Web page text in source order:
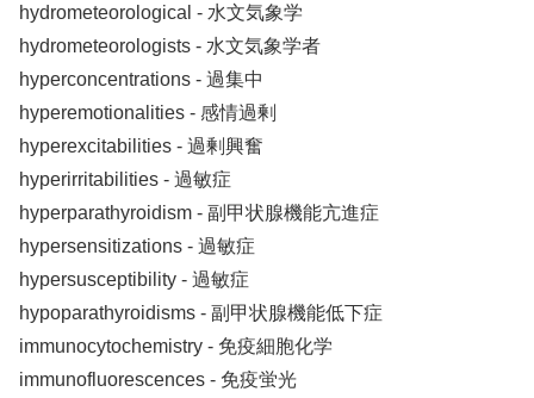
hydrometeorological ‐ 水文気象学
hydrometeorologists ‐ 水文気象学者
hyperconcentrations ‐ 過集中
hyperemotionalities ‐ 感情過剰
hyperexcitabilities ‐ 過剰興奮
hyperirritabilities ‐ 過敏症
hyperparathyroidism ‐ 副甲状腺機能亢進症
hypersensitizations ‐ 過敏症
hypersusceptibility ‐ 過敏症
hypoparathyroidisms ‐ 副甲状腺機能低下症
immunocytochemistry ‐ 免疫細胞化学
immunofluorescences ‐ 免疫蛍光